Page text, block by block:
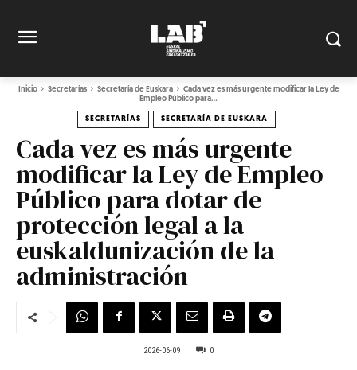
Inicio Secretarías Secretaría de Euskara
Cada vez es más urgente modificar la Ley de
Empleo Público para...
SECRETARÍAS SECRETARÍA DE EUSKARA
Cada vez es más urgente
modificar la Ley de Empleo
Público para dotar de
protección legal a la
euskaldunización de la
administración
2026-06-09 0